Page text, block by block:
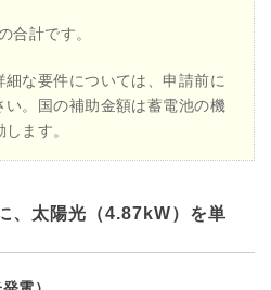
合計です。
な要件については、申請前に
い。国の補助金額は蓄電池の機
ます。
、太陽光（4.87kW）を単